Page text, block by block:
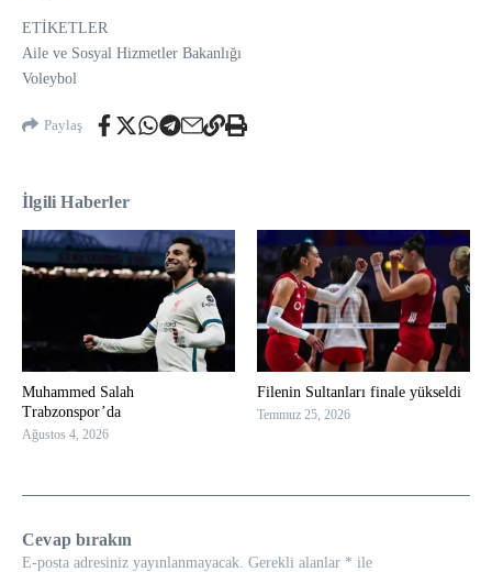
ETİKETLER
Aile ve Sosyal Hizmetler Bakanlığı
Voleybol
Paylaş
İlgili Haberler
Muhammed Salah
Trabzonspor’da
Ağustos 4, 2026
Filenin Sultanları finale yükseldi
Temmuz 25, 2026
Cevap bırakın
E-posta adresiniz yayınlanmayacak. Gerekli alanlar * ile